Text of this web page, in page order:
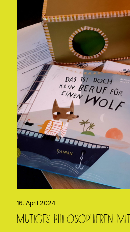
16. April 2024
Mutiges Philosophieren